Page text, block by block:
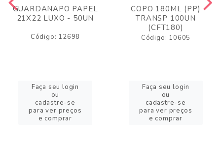
GUARDANAPO PAPEL
21X22 LUXO - 50UN
Código: 12698
Faça seu login
ou
cadastre-se
para ver preços
e comprar
COPO 180ML (PP)
TRANSP 100UN
(CFT180)
Código: 10605
Faça seu login
ou
cadastre-se
para ver preços
e comprar